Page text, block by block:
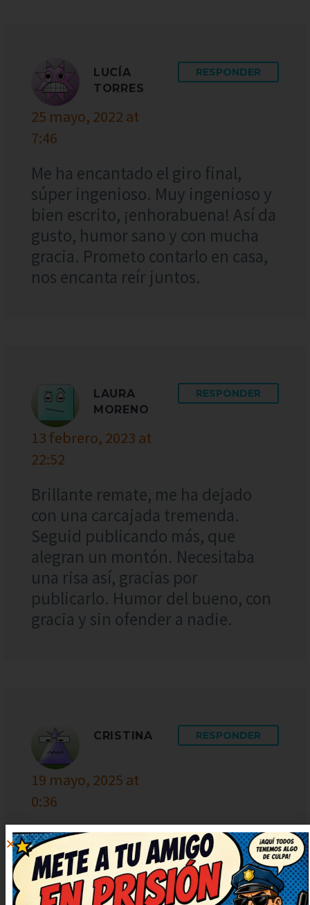
LUCÍA
TORRES
25 mayo, 2022 at
7:46
RESPONDER
Me ha encantado el giro final,
súper ingenioso. Muy ingenioso y
bien escrito, ¡enhorabuena! Así da
gusto, humor sano y con mucha
gracia. Prometo contarlo en casa,
nos encanta reír juntos.
LAURA
MORENO
13 febrero, 2023 at
22:52
RESPONDER
Brillante remate, me ha dejado
con una carcajada tremenda.
Seguid publicando más, que
alegran un montón. Necesitaba
una risa así, gracias por
publicarlo. Humor del bueno, con
gracia y sin ofender a nadie.
CRISTINA
19 mayo, 2025 at
0:36
RESPONDER
Qué bien contado está, me ha
animado el día. Necesitaba una
risa así, gracias por publicarlo.
Muy ingenioso y bien escrito,